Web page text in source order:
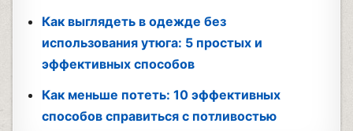
Как выглядеть в одежде без
использования утюга: 5 простых и
эффективных способов
Как меньше потеть: 10 эффективных
способов справиться с потливостью